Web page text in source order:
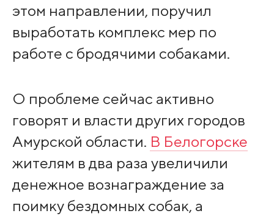
этом направлении, поручил
выработать комплекс мер по
работе с бродячими собаками.
О проблеме сейчас активно
говорят и власти других городов
Амурской области. В Белогорске
жителям в два раза увеличили
денежное вознаграждение за
поимку бездомных собак, а